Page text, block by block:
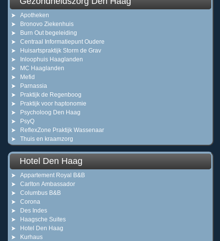
Apotheken
Bronovo Ziekenhuis
Burn Out begeleiding
Centraal Informatiepunt Oudere
Huisartspraktijk Storm de Grav
Inloophuis Haaglanden
MC Haaglanden
Mefid
Parnassia
Praktijk de Regenboog
Praktijk voor haptonomie
Psycholoog Den Haag
PsyQ
ReflexZone Praktijk Wassenaar
Thuis en kraamzorg
Hotel Den Haag
Appartement Royal B&B
Carlton Ambassador
Columbus B&B
Corona
Des Indes
Haagsche Suites
Hotel Den Haag
Kurhaus